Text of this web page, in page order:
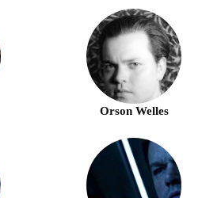
Orson Welles